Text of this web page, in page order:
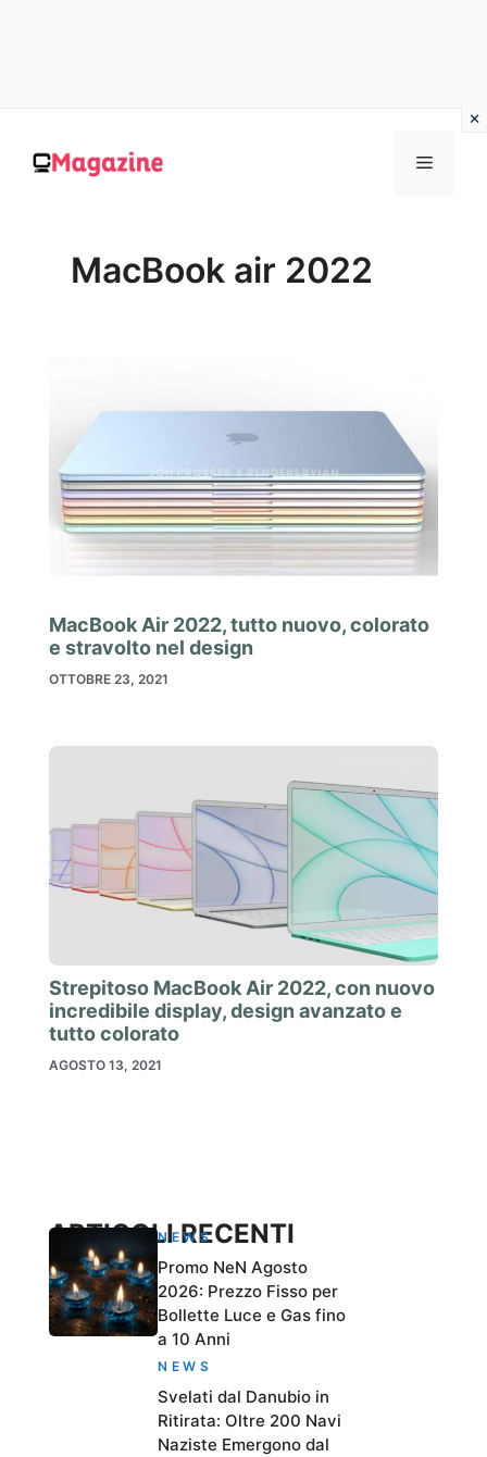
contenuto
MENU
MacBook air 2022
MacBook Air 2022, tutto nuovo, colorato
e stravolto nel design
OTTOBRE 23, 2021
Strepitoso MacBook Air 2022, con nuovo
incredibile display, design avanzato e
tutto colorato
AGOSTO 13, 2021
ARTICOLI RECENTI
NEWS
Promo NeN Agosto
2026: Prezzo Fisso per
Bollette Luce e Gas fino
a 10 Anni
NEWS
Svelati dal Danubio in
Ritirata: Oltre 200 Navi
Naziste Emergono dal